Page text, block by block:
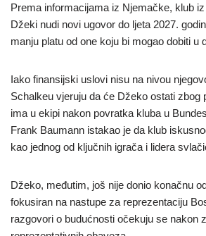
Prema informacijama iz Njemačke, klub
Džeki nudi novi ugovor do ljeta 2027.
manju platu od one koju bi mogao dobiti u
Iako finansijski uslovi nisu na nivou
Schalkeu vjeruju da će Džeko ostati zbog
ima u ekipi nakon povratka kluba u
Frank Baumann istakao je da klub
kao jednog od ključnih igrača i lidera
Džeko, međutim, još nije donio konačnu
fokusiran na nastupe za reprezentaciju
razgovori o budućnosti očekuju se nakon